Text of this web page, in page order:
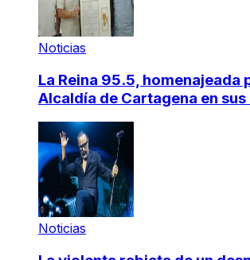
Noticias
La Reina 95.5, homenajeada
Alcaldía de Cartagena en
Noticias